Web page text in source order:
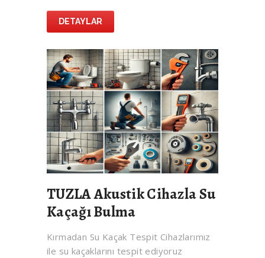
DETAYLAR
TUZLA Akustik Cihazla Su
Kaçağı Bulma
Kırmadan Su Kaçak Tespit Cihazlarımız
ile su kaçaklarını tespit ediyoruz